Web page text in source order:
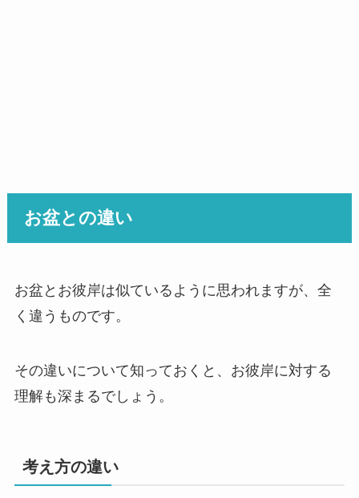
お盆との違い
お盆とお彼岸は似ているように思われますが、全
く違うものです。
その違いについて知っておくと、お彼岸に対する
理解も深まるでしょう。
考え方の違い